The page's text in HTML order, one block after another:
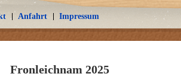
Anfahrt Impressum
Fronleichnam 2025